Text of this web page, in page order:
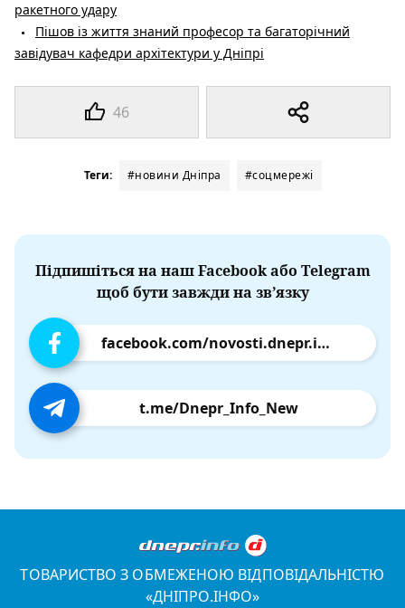
46
ракетного удару
Пішов із життя знаний професор та багаторічний
завідувач кафедри архітектури у Дніпрі
Теги: #новини Дніпра #соцмережі
Підпишіться на наш Facebook або Telegram
щоб бути завжди на зв’язку
facebook.com/novosti.dnepr.info
t.me/Dnepr_Info_New
ТОВАРИСТВО З ОБМЕЖЕНОЮ ВІДПОВІДАЛЬНІСТЮ
«ДНІПРО.ІНФО»